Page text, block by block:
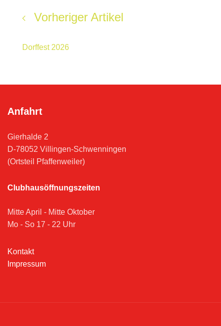
Vorheriger Artikel
Dorffest 2026
Anfahrt
Gierhalde 2
D-78052 Villingen-Schwenningen
(Ortsteil Pfaffenweiler)
Clubhausöffnungszeiten
Mitte April - Mitte Oktober
Mo - So 17 - 22 Uhr
Kontakt
Impressum